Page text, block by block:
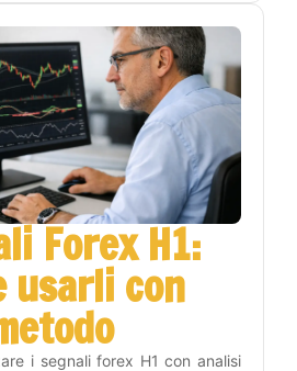
Forex H1:
usarli con
i segnali forex H1 con analisi